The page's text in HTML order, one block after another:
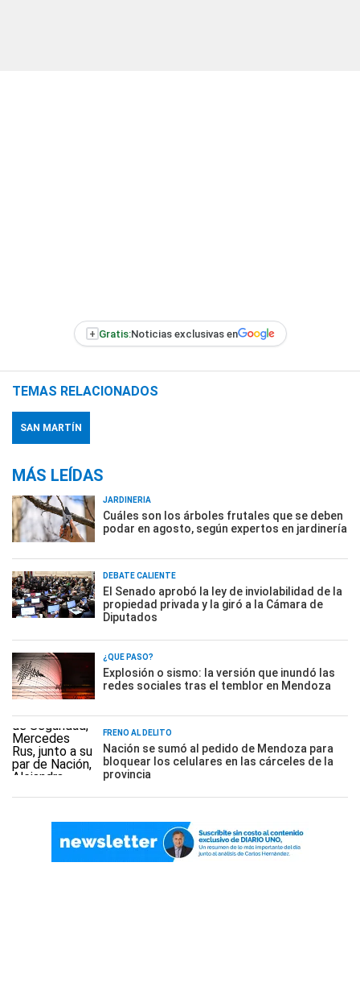
+ Gratis:Noticias exclusivas en
TEMAS RELACIONADOS
SAN MARTÍN
MÁS LEÍDAS
JARDINERÍA
Cuáles son los árboles frutales que se deben
podar en agosto, según expertos en jardinería
DEBATE CALIENTE
El Senado aprobó la ley de inviolabilidad de la
propiedad privada y la giró a la Cámara de
Diputados
¿QUÉ PASÓ?
Explosión o sismo: la versión que inundó las
redes sociales tras el temblor en Mendoza
FRENO AL DELITO
Nación se sumó al pedido de Mendoza para
bloquear los celulares en las cárceles de la
provincia